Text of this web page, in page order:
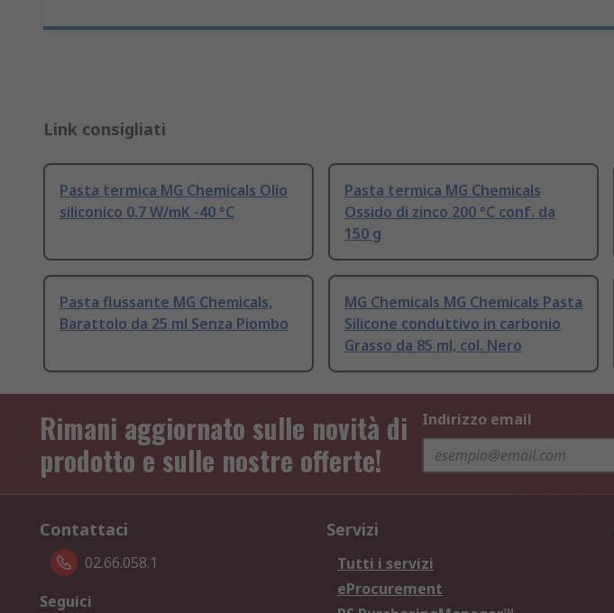
Link consigliati
Pasta termica MG Chemicals Olio
siliconico 0.7 W/mK -40 °C
Pasta termica MG Chemicals
Ossido di zinco 200 °C conf. da
150 g
Pasta flussante MG Chemicals,
Barattolo da 25 ml Senza Piombo
MG Chemicals MG Chemicals Pasta
Silicone conduttivo in carbonio
Grasso da 85 ml, col. Nero
Rimani aggiornato sulle novità di
prodotto e sulle nostre offerte!
Indirizzo email
Contattaci
02.66.058.1
Seguici
Servizi
Tutti i servizi
eProcurement